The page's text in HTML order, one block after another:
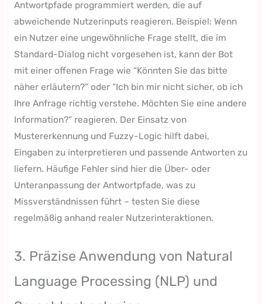
Antwortpfade programmiert werden, die auf
abweichende Nutzerinputs reagieren. Beispiel: Wenn
ein Nutzer eine ungewöhnliche Frage stellt, die im
Standard-Dialog nicht vorgesehen ist, kann der Bot
mit einer offenen Frage wie “Könnten Sie das bitte
näher erläutern?” oder “Ich bin mir nicht sicher, ob ich
Ihre Anfrage richtig verstehe. Möchten Sie eine andere
Information?” reagieren. Der Einsatz von
Mustererkennung und Fuzzy-Logic hilft dabei,
Eingaben zu interpretieren und passende Antworten zu
liefern. Häufige Fehler sind hier die Über- oder
Unteranpassung der Antwortpfade, was zu
Missverständnissen führt – testen Sie diese
regelmäßig anhand realer Nutzerinteraktionen.
3. Präzise Anwendung von Natural
Language Processing (NLP) und